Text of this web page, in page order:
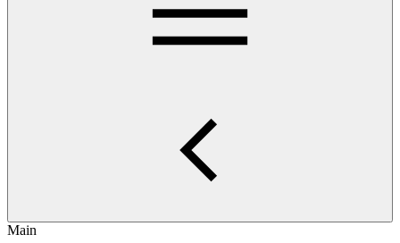
Main